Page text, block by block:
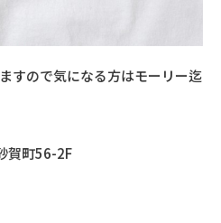
すので気になる方はモーリー迄
賀町56-2F